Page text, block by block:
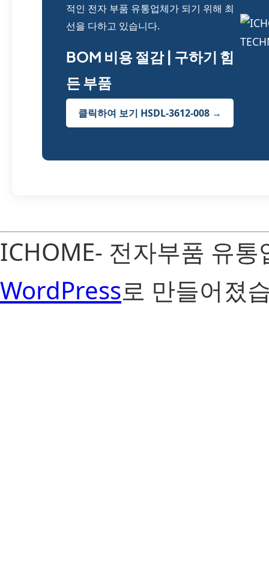
적인 전자 부품 유통업체가 되기 위해 최
선을 다하고 있습니다.
BOM 비용 절감 | 구하기 힘
든 부품
클릭하여 보기 HSDL-3612-008 →
ICHOME- 전자부품 유
WordPress로 만들어졌